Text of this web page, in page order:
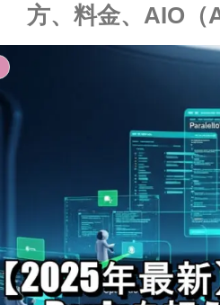
方、料金、AIO